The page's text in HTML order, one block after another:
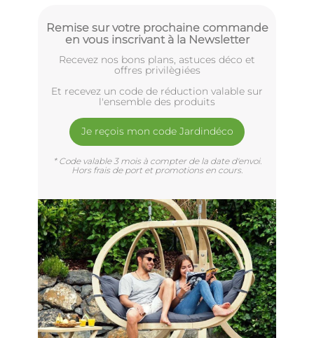
Remise sur votre prochaine commande
en vous inscrivant à la Newsletter
Recevez nos bons plans, astuces déco et
offres privilègiées
Et recevez un code de réduction valable sur
l'ensemble des produits
Je reçois mon code Jardindéco
* Code valable 3 mois à compter de la date d'envoi.
Hors frais de port et promotions en cours.